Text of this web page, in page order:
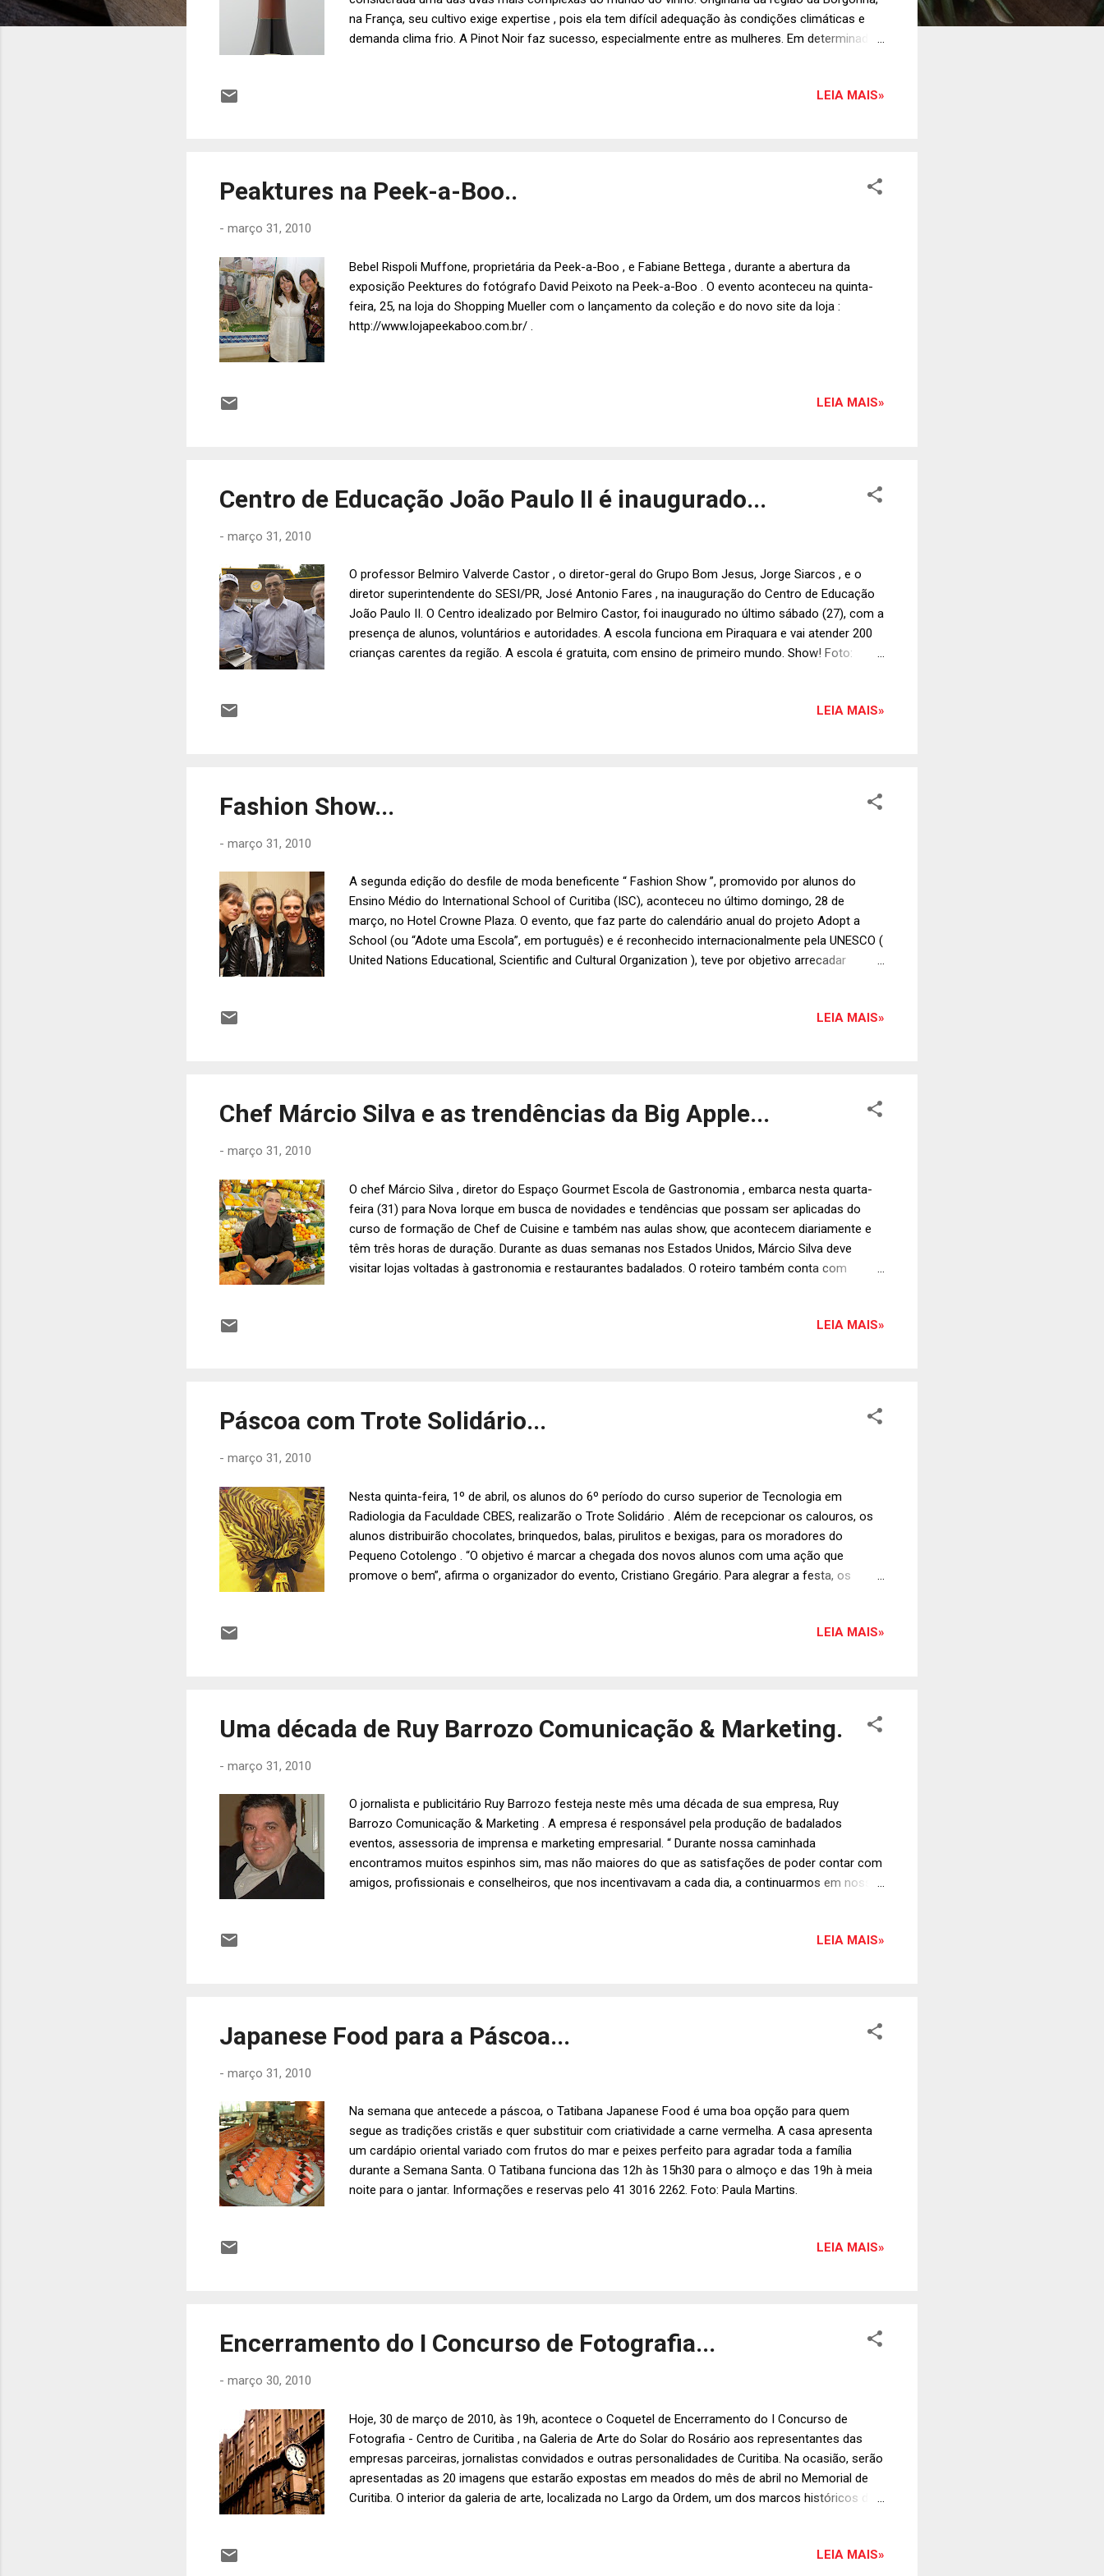
na França, seu cultivo exige expertise , pois ela tem difícil adequação às condições climáticas e
demanda clima frio. A Pinot Noir faz sucesso, especialmente entre as mulheres. Em determinados
Champagne, outra bebida muito apreciada pelo público feminino. Segundo Camila Podolak (foto),
LEIA MAIS»
Peaktures na Peek-a-Boo..
- março 31, 2010
Bebel Rispoli Muffone, proprietária da Peek-a-Boo , e Fabiane Bettega , durante a abertura da
exposição Peektures do fotógrafo David Peixoto na Peek-a-Boo . O evento aconteceu na quinta-
feira, 25, na loja do Shopping Mueller com o lançamento da coleção e do novo site da loja :
http://www.lojapeekaboo.com.br/ .
LEIA MAIS»
Centro de Educação João Paulo II é inaugurado...
- março 31, 2010
O professor Belmiro Valverde Castor , o diretor-geral do Grupo Bom Jesus, Jorge Siarcos , e o
diretor superintendente do SESI/PR, José Antonio Fares , na inauguração do Centro de Educação
João Paulo II. O Centro idealizado por Belmiro Castor, foi inaugurado no último sábado (27), com a
presença de alunos, voluntários e autoridades. A escola funciona em Piraquara e vai atender 200
crianças carentes da região. A escola é gratuita, com ensino de primeiro mundo. Show! Foto:
LEIA MAIS»
Fashion Show...
- março 31, 2010
A segunda edição do desfile de moda beneficente “ Fashion Show ”, promovido por alunos do
Ensino Médio do International School of Curitiba (ISC), aconteceu no último domingo, 28 de
março, no Hotel Crowne Plaza. O evento, que faz parte do calendário anual do projeto Adopt a
School (ou “Adote uma Escola”, em português) e é reconhecido internacionalmente pela UNESCO (
United Nations Educational, Scientific and Cultural Organization ), teve por objetivo arrecadar
Renata Otsuka que subiram à passarela beneficente em prol da comunidade de Ilha Rasa, naLEIA MAIS»
Chef Márcio Silva e as trendências da Big Apple...
- março 31, 2010
O chef Márcio Silva , diretor do Espaço Gourmet Escola de Gastronomia , embarca nesta quarta-
feira (31) para Nova Iorque em busca de novidades e tendências que possam ser aplicadas do
curso de formação de Chef de Cuisine e também nas aulas show, que acontecem diariamente e
têm três horas de duração. Durante as duas semanas nos Estados Unidos, Márcio Silva deve
visitar lojas voltadas à gastronomia e restaurantes badalados. O roteiro também conta com
LEIA MAIS»
Páscoa com Trote Solidário...
- março 31, 2010
Nesta quinta-feira, 1º de abril, os alunos do 6º período do curso superior de Tecnologia em
Radiologia da Faculdade CBES, realizarão o Trote Solidário . Além de recepcionar os calouros, os
alunos distribuirão chocolates, brinquedos, balas, pirulitos e bexigas, para os moradores do
Pequeno Cotolengo . “O objetivo é marcar a chegada dos novos alunos com uma ação que
promove o bem”, afirma o organizador do evento, Cristiano Gregário. Para alegrar a festa, os
LEIA MAIS»
Uma década de Ruy Barrozo Comunicação & Marketing.
- março 31, 2010
O jornalista e publicitário Ruy Barrozo festeja neste mês uma década de sua empresa, Ruy
Barrozo Comunicação & Marketing . A empresa é responsável pela produção de badalados
eventos, assessoria de imprensa e marketing empresarial. “ Durante nossa caminhada
encontramos muitos espinhos sim, mas não maiores do que as satisfações de poder contar com
amigos, profissionais e conselheiros, que nos incentivavam a cada dia, a continuarmos em nossa
LEIA MAIS»
Japanese Food para a Páscoa...
- março 31, 2010
Na semana que antecede a páscoa, o Tatibana Japanese Food é uma boa opção para quem
segue as tradições cristãs e quer substituir com criatividade a carne vermelha. A casa apresenta
um cardápio oriental variado com frutos do mar e peixes perfeito para agradar toda a família
durante a Semana Santa. O Tatibana funciona das 12h às 15h30 para o almoço e das 19h à meia
noite para o jantar. Informações e reservas pelo 41 3016 2262. Foto: Paula Martins.
LEIA MAIS»
Encerramento do I Concurso de Fotografia...
- março 30, 2010
Hoje, 30 de março de 2010, às 19h, acontece o Coquetel de Encerramento do I Concurso de
Fotografia - Centro de Curitiba , na Galeria de Arte do Solar do Rosário aos representantes das
empresas parceiras, jornalistas convidados e outras personalidades de Curitiba. Na ocasião, serão
apresentadas as 20 imagens que estarão expostas em meados do mês de abril no Memorial de
Curitiba. O interior da galeria de arte, localizada no Largo da Ordem, um dos marcos históricos do
doces finos harmonizados com os elegantes espumantes da Vinícola Salton. Para completar o
LEIA MAIS»